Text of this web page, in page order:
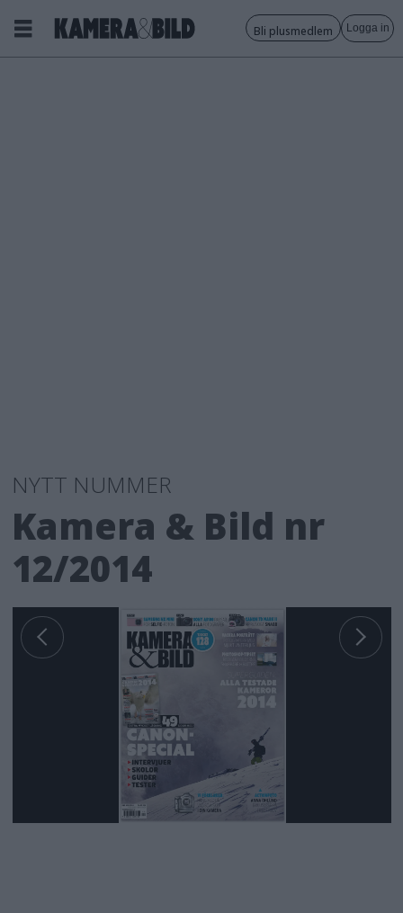
Bli plusmedlem Logga in
NYTT NUMMER
Kamera & Bild nr
12/2014